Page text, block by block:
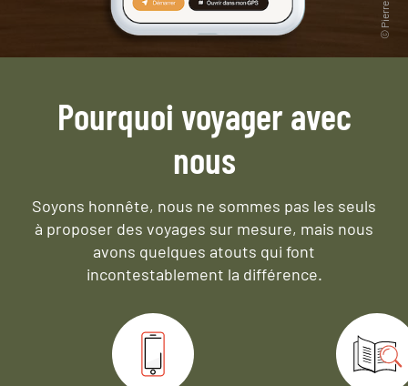
Pourquoi voyager avec
nous
Soyons honnête, nous ne sommes pas les seuls
à proposer des voyages sur mesure, mais nous
avons quelques atouts qui font
incontestablement la différence.